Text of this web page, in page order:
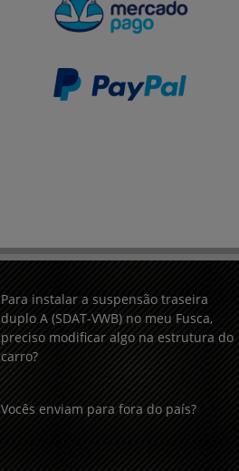
Para instalar a suspensão traseira
duplo A (SDAT-VWB) no meu Fusca,
preciso modificar algo na estrutura do
carro?
Vocês enviam para fora do país?